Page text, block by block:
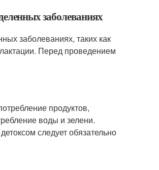
заболеваниях
заболеваниях, таких как
Перед проведением
продуктов,
воды и зелени.
следует обязательно